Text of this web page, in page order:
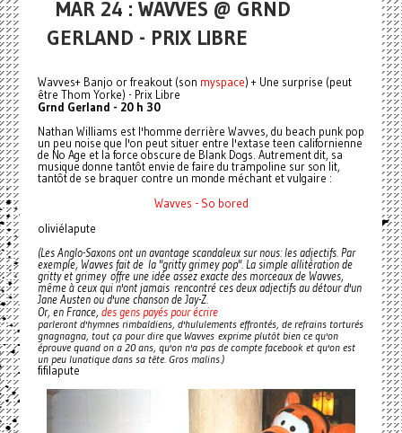
MAR 24 : WAVVES @ GRND
GERLAND - PRIX LIBRE
Wavves+ Banjo or freakout (son myspace) + Une surprise (peut
être Thom Yorke) - Prix Libre
Grnd Gerland - 20 h 30
Nathan Williams est l'homme derrière Wavves, du beach punk pop
un peu noise que l'on peut situer entre l'extase teen californienne
de No Age et la force obscure de Blank Dogs. Autrement dit, sa
musique donne tantôt envie de faire du trampoline sur son lit,
tantôt de se braquer contre un monde méchant et vulgaire :
Wavves - So bored
oliviélapute
(Les Anglo-Saxons ont un avantage scandaleux sur nous: les adjectifs. Par
exemple, Wavves fait de la "gritty grimey pop". La simple allitération de
gritty et grimey offre une idée assez exacte des morceaux de Wavves,
même à ceux qui n'ont jamais rencontré ces deux adjectifs au détour d'un
Jane Austen ou d'une chanson de Jay-Z.
Or, en France, des gens payés pour écrire
parleront d'hymnes rimbaldiens, d'hululements effrontés, de refrains torturés
gnagnagna, tout ça pour dire que Wavves exprime plutôt bien ce qu'on
éprouve quand on a 20 ans, qu'on n'a pas de compte facebook et qu'on est
un peu lunatique dans sa tête. Gros malins.)
fifilapute